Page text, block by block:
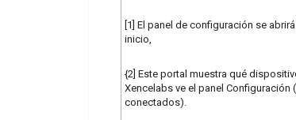
[1] El panel de configuración se
inicio,
{2] Este portal muestra qué
Xencelabs ve el panel Configuración
conectados).